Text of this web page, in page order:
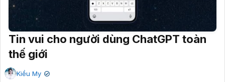
Tin vui cho người dùng ChatGPT toàn
thế giới
Kiều My ✔